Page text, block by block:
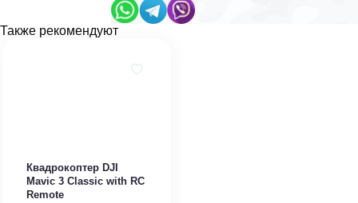
Также рекомендуют
Квадрокоптер DJI
Mavic 3 Classic with RC
Remote